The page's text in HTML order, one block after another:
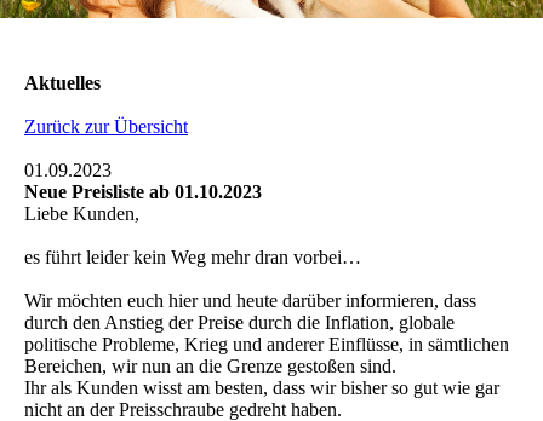
Aktuelles
Zurück zur Übersicht
01.09.2023
Neue Preisliste ab 01.10.2023
Liebe Kunden,
es führt leider kein Weg mehr dran vorbei…
Wir möchten euch hier und heute darüber informieren, dass
durch den Anstieg der Preise durch die Inflation, globale
politische Probleme, Krieg und anderer Einflüsse, in sämtlichen
Bereichen, wir nun an die Grenze gestoßen sind.
Ihr als Kunden wisst am besten, dass wir bisher so gut wie gar
nicht an der Preisschraube gedreht haben.